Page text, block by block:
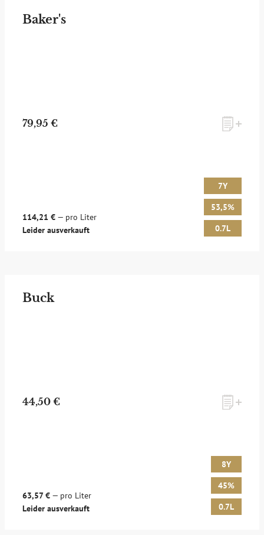
Baker's
79,95 €
114,21 € — pro Liter
Leider ausverkauft
7Y
53,5%
0.7L
Buck
44,50 €
63,57 € — pro Liter
Leider ausverkauft
8Y
45%
0.7L